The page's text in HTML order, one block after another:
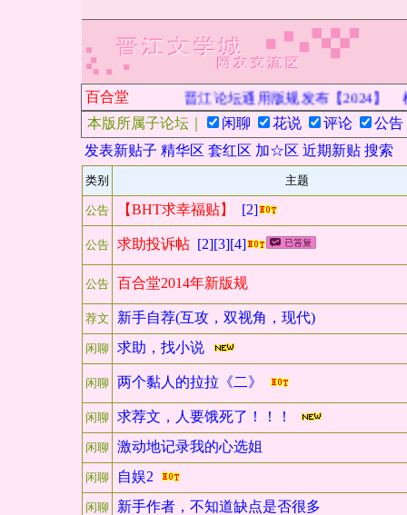
百合堂 晋江论坛通用版规发布【2024】
本版所属子论坛｜
闲聊 花说 评论
公告
发表新贴子 精华区 套红区 加☆区 近期新贴 搜索
类别 主题
公告 【BHT求幸福贴】 [2]
公告 求助投诉帖 [2][3][4]
公告 百合堂2014年新版规
荐文 新手自荐(互攻，双视角，现代)
闲聊 求助，找小说
闲聊 两个黏人的拉拉《二》
闲聊 求荐文，人要饿死了！！！
闲聊 激动地记录我的心选姐
闲聊 自娱2
闲聊 新手作者，不知道缺点是否很多